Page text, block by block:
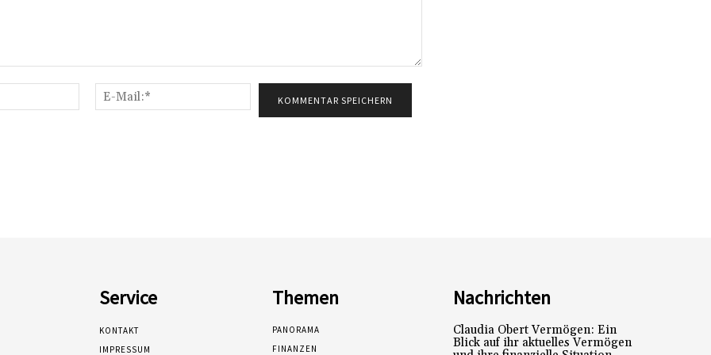
Name:*
Mail:*
Service
KONTAKT
IMPRESSUM
Themen
PANORAMA
FINANZEN
Nachrichten
Claudia Obert Vermögen: Ein
Blick auf ihr aktuelles Vermögen